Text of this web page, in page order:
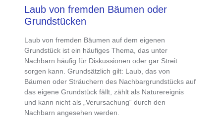
Laub von fremden Bäumen oder
Grundstücken
Laub von fremden Bäumen auf dem eigenen
Grundstück ist ein häufiges Thema, das unter
Nachbarn häufig für Diskussionen oder gar Streit
sorgen kann. Grundsätzlich gilt: Laub, das von
Bäumen oder Sträuchern des Nachbargrundstücks auf
das eigene Grundstück fällt, zählt als Naturereignis
und kann nicht als „Verursachung“ durch den
Nachbarn angesehen werden